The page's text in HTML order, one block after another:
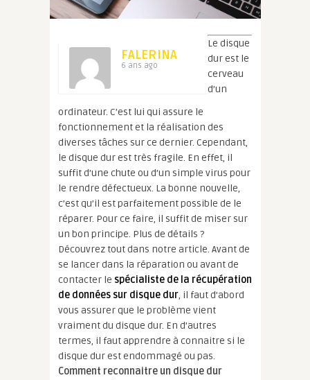
FALERINA
6 ans ago
Le disque
dur est le
cerveau
d’un
ordinateur. C’est lui qui assure le
fonctionnement et la réalisation des
diverses tâches sur ce dernier. Cependant,
le disque dur est très fragile. En effet, il
suffit d’une chute ou d’un simple virus pour
le rendre défectueux. La bonne nouvelle,
c’est qu’il est parfaitement possible de le
réparer. Pour ce faire, il suffit de miser sur
un bon principe. Plus de détails ?
Découvrez tout dans notre article. Avant de
se lancer dans la réparation ou avant de
contacter le spécialiste de la récupération
de données sur disque dur, il faut d’abord
vous assurer que le problème vient
vraiment du disque dur. En d’autres
termes, il faut apprendre à connaitre si le
disque dur est endommagé ou pas.
Comment reconnaitre un disque dur